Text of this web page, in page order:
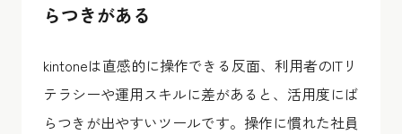
らつきがある
kintoneは直感的に操作できる反面、利用者のITリ
テラシーや運用スキルに差があると、活用度にば
らつきが出やすいツールです。操作に慣れた社員